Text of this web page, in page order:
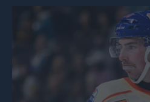
Noah Philp bryter med HV71